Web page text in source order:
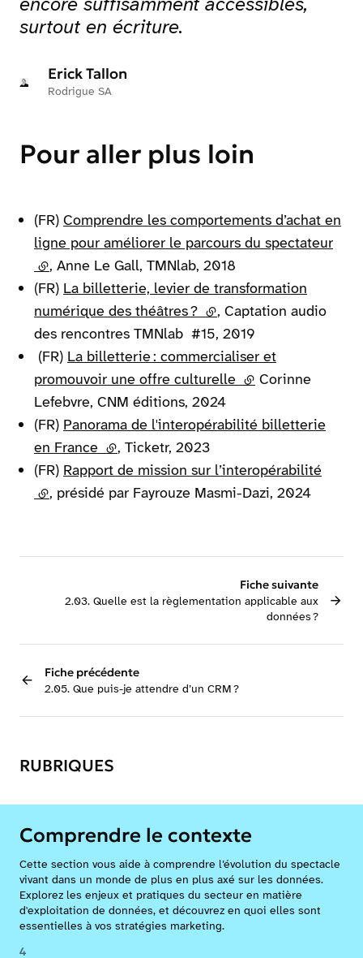
surtout en écriture.
Erick Tallon
Rodrigue SA
Pour aller plus loin
(FR) Comprendre les comportements d’achat en
ligne pour améliorer le parcours du spectateur
(lien externe)
, Anne Le Gall, TMNlab, 2018
(FR) La billetterie, levier de transformation
numérique des théâtres ? (lien externe)
, Captation audio
des rencontres TMNlab #15, 2019
(FR) La billetterie : commercialiser et
promouvoir une offre culturelle (lien externe)
Corinne
Lefebvre, CNM éditions, 2024
(FR) Panorama de l'interopérabilité billetterie
en France (lien externe)
, Ticketr, 2023
(FR) Rapport de mission sur l’interopérabilité
(lien externe)
, présidé par Fayrouze Masmi-Dazi, 2024
Fiche précédente
2.05. Que puis-je attendre d’un CRM ?
Fiche suivante
2.03. Quelle est la règlementation applicable aux
données ?
RUBRIQUES
Comprendre le contexte
Cette section vous aide à comprendre l’évolution du spectacle
vivant dans un monde de plus en plus axé sur les données.
Explorez les enjeux et pratiques du secteur en matière
d'exploitation de données, et découvrez en quoi elles sont
essentielles à vos stratégies marketing.
4